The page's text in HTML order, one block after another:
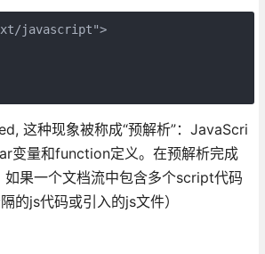
javascript">
这种现象被称成“预解析”：JavaScri
变量和function定义。在预解析完成
如果一个文档流中包含多个script代码
的js代码或引入的js文件）